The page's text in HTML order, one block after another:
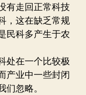
有走回正常科技
，这在缺乏常规
民科多产生于农
处在一个比较极
产业中一些封闭
忽略。